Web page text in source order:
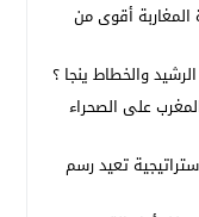
أقوى من
والخطاط ينجا ؟
على الصحراء
تعيد رسم